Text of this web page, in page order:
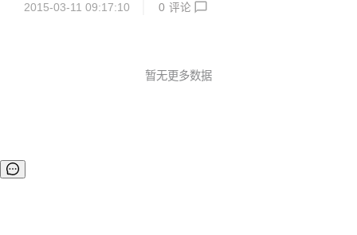
国宪法。 这起诉讼将于美国当地时间本周二提出，维基媒体基
控项目旨在获取“非美国公民”的通信内容，进而收集外国情报
2015-03-11 09:17:10 0 评论
暂无更多数据